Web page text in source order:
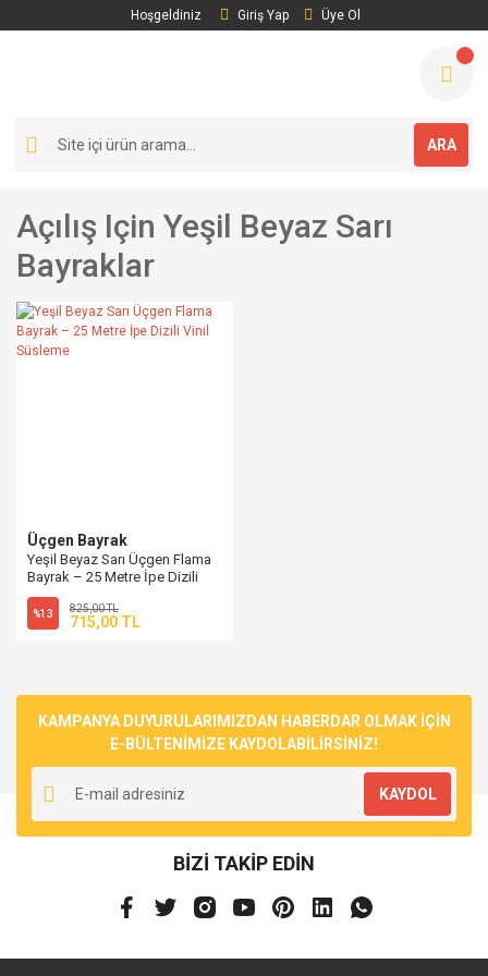
Hoşgeldiniz Giriş Yap Üye Ol
ARA
Açılış Için Yeşil Beyaz Sarı
Bayraklar
Üçgen Bayrak
Yeşil Beyaz Sarı Üçgen Flama
Bayrak – 25 Metre İpe Dizili
Vinil Süsleme
%13 825,00 TL
715,00 TL
KAMPANYA DUYURULARIMIZDAN HABERDAR OLMAK İÇİN
E-BÜLTENİMİZE KAYDOLABİLİRSİNİZ!
KAYDOL
BİZİ TAKİP EDİN